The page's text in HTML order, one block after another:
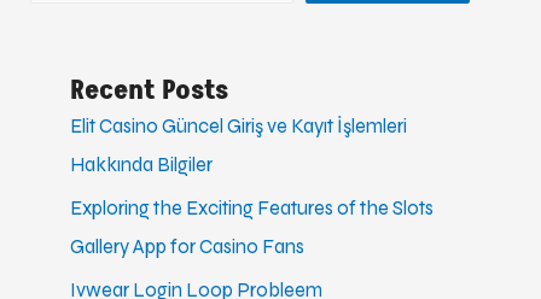
Recent Posts
Elit Casino Güncel Giriş ve Kayıt İşlemleri
Hakkında Bilgiler
Exploring the Exciting Features of the Slots
Gallery App for Casino Fans
Ivwear Login Loop Probleem